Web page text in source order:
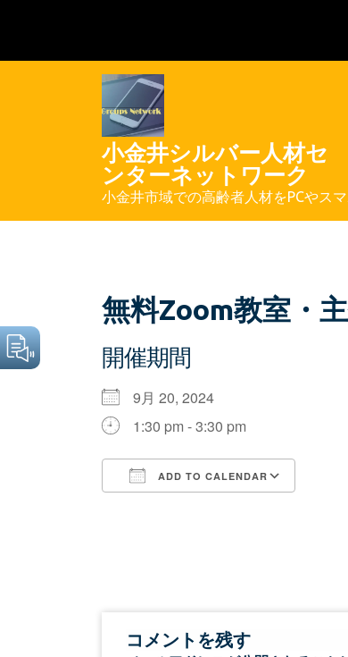
小金井シルバー人材セ
ンターネットワーク
小金井市域での高齢者人材をPCやス
無料Zoom教室・
開催期間
9月 20, 2024
1:30 pm - 3:30 pm
ADD TO CALENDAR
コメントを残す